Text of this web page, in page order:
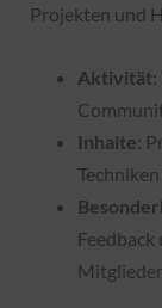
Projekten und
Aktivität
Inhalte: